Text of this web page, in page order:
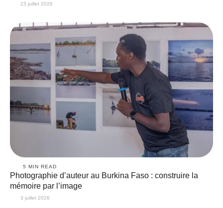
23 juillet 2026
5 MIN READ
Photographie d’auteur au Burkina Faso : construire la
mémoire par l’image
3 juillet 2026